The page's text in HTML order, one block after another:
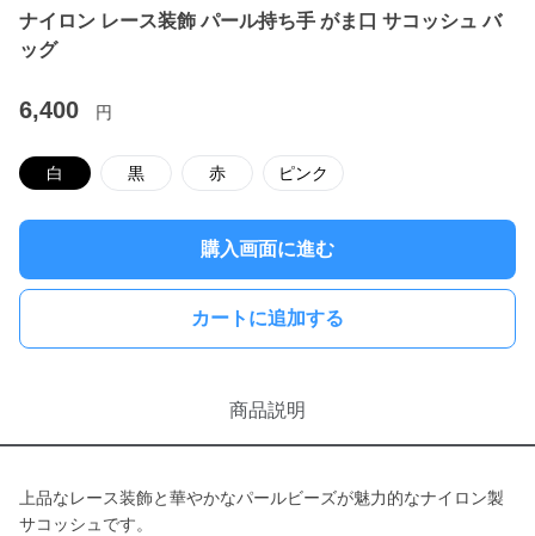
ナイロン レース装飾 パール持ち手 がま口 サコッシュ バ
ッグ
6,400 円
白 黒 赤 ピンク
購入画面に進む
カートに追加する
商品説明
上品なレース装飾と華やかなパールビーズが魅力的なナイロン製
サコッシュです。